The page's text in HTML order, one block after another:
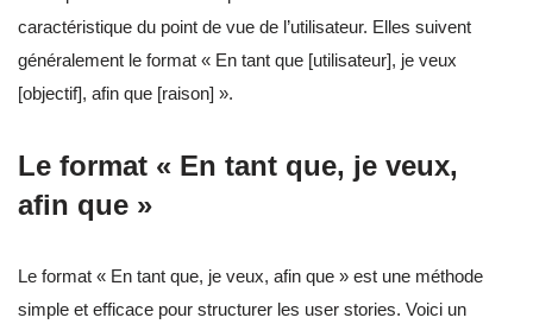
caractéristique du point de vue de l’utilisateur. Elles suivent
généralement le format « En tant que [utilisateur], je veux
[objectif], afin que [raison] ».
Le format « En tant que, je veux,
afin que »
Le format « En tant que, je veux, afin que » est une méthode
simple et efficace pour structurer les user stories. Voici un